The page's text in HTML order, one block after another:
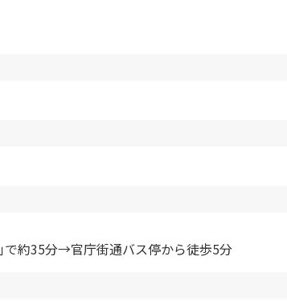
約35分→官庁街通バス停から徒歩5分